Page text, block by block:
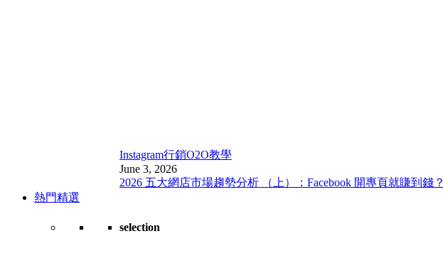
Instagram行銷O2O教學
June 3, 2026
2026 五大網店市場趨勢分析 （上）：Facebook 開專頁就賺到錢？
熱門精選
selection